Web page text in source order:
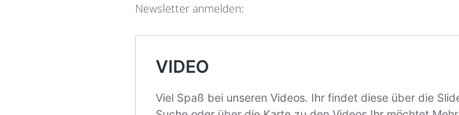
Newsletter anmelden: